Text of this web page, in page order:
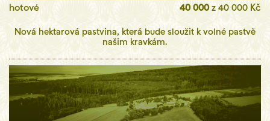
hotové 40 000z 40 000 Kč
Nová hektarová pastvina, která bude sloužit k volné pastvě
našim kravkám.